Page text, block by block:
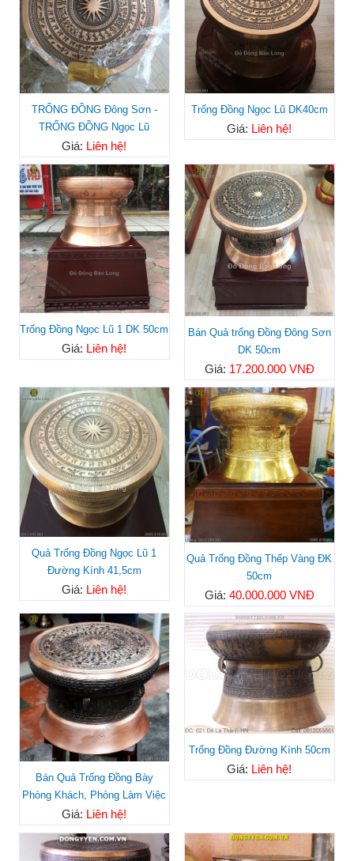
TRỐNG ĐỒNG Đông Sơn -
TRỐNG ĐỒNG Ngọc Lũ
Giá: Liên hệ!
Trống Đồng Ngọc Lũ DK40cm
Giá: Liên hệ!
Trống Đồng Ngọc Lũ 1 DK 50cm
Giá: Liên hệ!
Bán Quả trống Đồng Đông Sơn
DK 50cm
Giá: 17.200.000 VNĐ
Quả Trống Đồng Ngọc Lũ 1
Đường Kính 41,5cm
Giá: Liên hệ!
Quả Trống Đồng Thếp Vàng ĐK
50cm
Giá: 40.000.000 VNĐ
Bán Quả Trống Đồng Bày
Phòng Khách, Phòng Làm Việc
Giá: Liên hệ!
Trống Đồng Đường Kính 50cm
Giá: Liên hệ!